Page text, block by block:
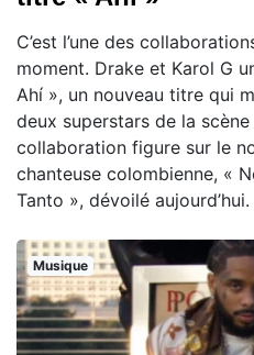
C’est l’une des
moment. Drake et Karol G
Ahí », un nouveau titre qui
deux superstars de la
collaboration figure sur le
chanteuse colombienne, «
Tanto », dévoilé aujourd’hui.
Musique